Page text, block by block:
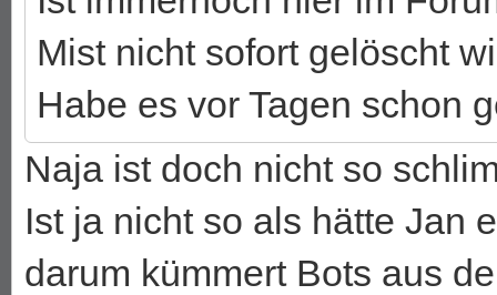
Mist nicht sofort gelöscht
Habe es vor Tagen schon
Naja ist doch nicht so
Ist ja nicht so als hätte Jan
darum kümmert Bots aus